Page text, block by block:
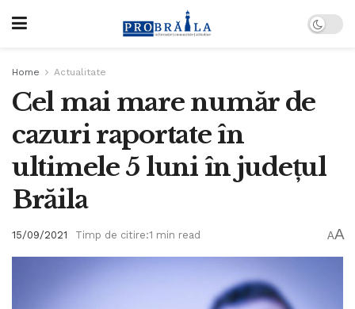
Home Actualitate
Cel mai mare număr de
cazuri raportate în
ultimele 5 luni în județul
Brăila
15/09/2021 Timp de citire:1 min read AA